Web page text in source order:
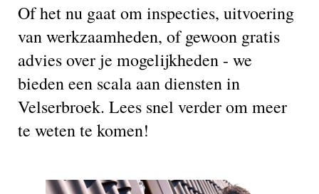
Of het nu gaat om inspecties, uitvoering
van werkzaamheden, of gewoon gratis
advies over je mogelijkheden - we
bieden een scala aan diensten in
Velserbroek. Lees snel verder om meer
te weten te komen!